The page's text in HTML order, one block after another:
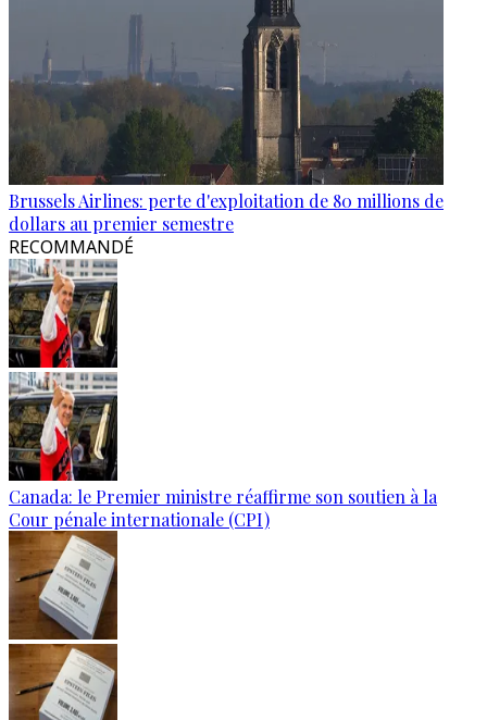
Brussels Airlines: perte d'exploitation de 80 millions de
dollars au premier semestre
RECOMMANDÉ
Canada: le Premier ministre réaffirme son soutien à la
Cour pénale internationale (CPI)